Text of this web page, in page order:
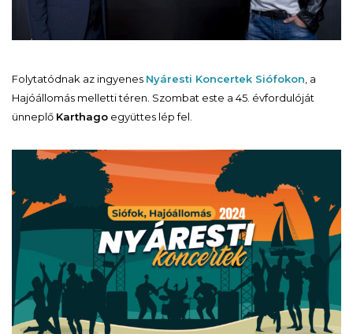
Folytatódnak az ingyenes Nyáresti Koncertek Siófokon , a
Hajóállomás melletti téren. Szombat este a 45. évfordulóját
ünneplő Karthago együttes lép fel.